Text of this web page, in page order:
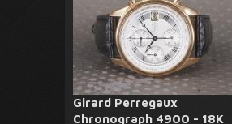
Girard Perregaux
Chronograph 4900 - 18K